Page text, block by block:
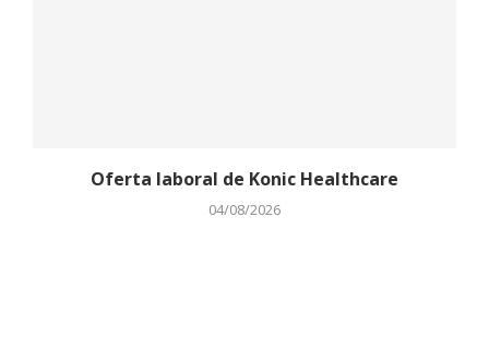
Oferta laboral de Konic Healthcare
04/08/2026